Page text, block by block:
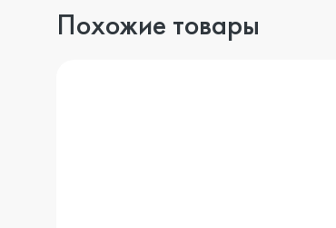
Похожие товары